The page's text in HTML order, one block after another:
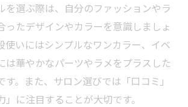
を選ぶ際は、自分のファッションやラ
ったデザインやカラーを意識しましょ
使いにはシンプルなワンカラー、イベ
は華やかなパーツやラメをプラスした
。また、サロン選びでは「口コミ」
」に注目することが大切です。